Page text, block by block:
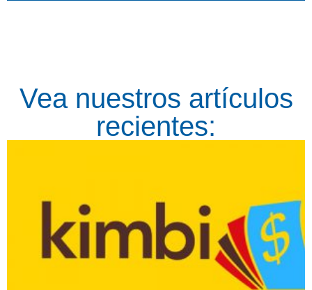
Vea nuestros artículos
recientes: